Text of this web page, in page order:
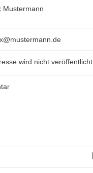
wird nicht veröffentlicht